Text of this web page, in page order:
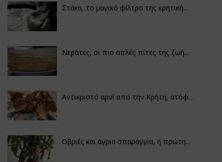
Στάκα, το μαγικό φίλτρο της κρητική...
Νεράτες, οι πιο απλές πίτες της ζωή...
Αντικριστό αρνί από την Κρήτη, ατόφ...
Οβριές και άγρια σπαράγγια, η πρώτη...